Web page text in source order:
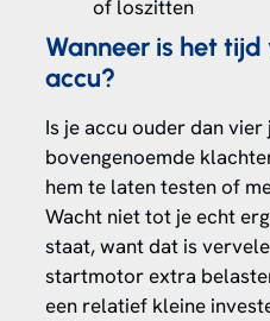
of loszitten
Wanneer is het
accu?
Is je accu ouder dan
bovengenoemde
hem te laten testen of
Wacht niet tot je echt
staat, want dat is
startmotor extra
een relatief kleine